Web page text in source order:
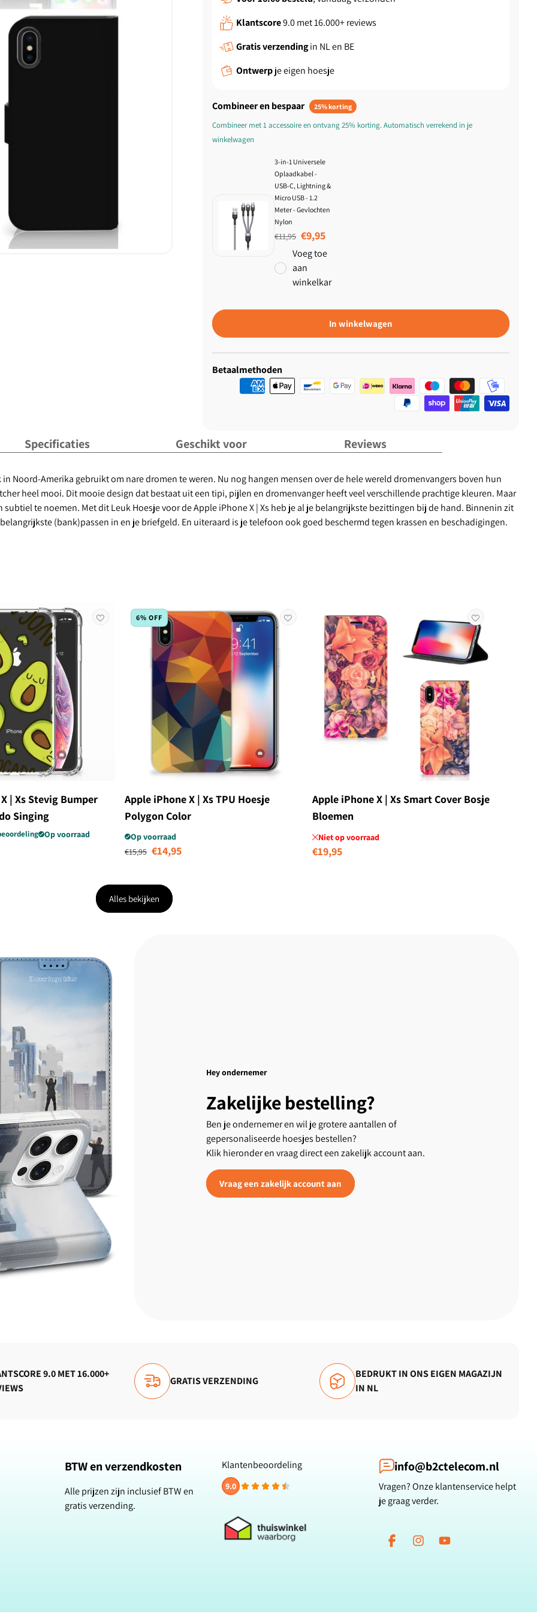
TPU Hoesje
TPU Case anti-shock
Klantscore9.0 met 16.000+ reviews
Gratis verzendingin NL en BE
Ontwerpje eigen hoesje
Combineer en bespaar 25% korting
Combineer met 1 accessoire en ontvang 25% korting. Automatisch verrekend in je
winkelwagen
3-in-1 Universele
Oplaadkabel -
USB-C, Lightning &
Micro USB - 1.2
Meter - Gevlochten
Nylon
Normale prijs
€11,95 Aanbiedingsprijs
€9,95
Voeg toe
aan
winkelkar
In winkelwagen
Betaalmethoden
Specificaties Geschikt voor Reviews
Noord-Amerika gebruikt om nare dromen te weren. Nu nog hangen mensen over de hele wereld dromenvangers boven hun
heel mooi. Dit mooie design dat bestaat uit een tipi, pijlen en dromenvanger heeft veel verschillende prachtige kleuren. Maar
te noemen. Met dit Leuk Hoesje voor de Apple iPhone X | Xs heb je al je belangrijkste bezittingen bij de hand. Binnenin zit
(bank)passen in en je briefgeld. En uiteraard is je telefoon ook goed beschermd tegen krassen en beschadigingen.
| Xs Stevig Bumper
Singing
Op voorraad
6% OFF
Apple iPhone X | Xs TPU Hoesje
Polygon Color
Op voorraad
Normale prijs
€15,95 Aanbiedingsprijs
€14,95
Apple iPhone X | Xs Smart Cover Bosje
Bloemen
Niet op voorraad
Normale
€19,95
Alles bekijken
Hey ondernemer
Zakelijke bestelling?
Ben je ondernemer en wil je grotere aantallen of
gepersonaliseerde hoesjes bestellen?
Klik hieronder en vraag direct een zakelijk account aan.
Vraag een zakelijk account aan
9.0 MET 16.000+
GRATIS VERZENDING
BEDRUKT IN ONS EIGEN MAGAZIJN
IN NL
BTW en verzendkosten
Alle prijzen zijn inclusief BTW en
gratis verzending.
Klantenbeoordeling
9.0
info@b2ctelecom.nl
Vragen? Onze klantenservice helpt
je graag verder.
FacebookInstagramYouTube